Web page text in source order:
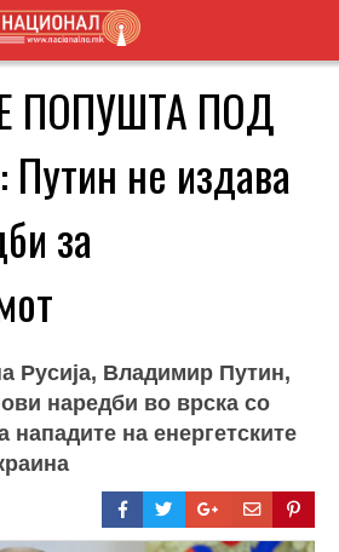
ПОПУШТА ПОД
не издава
за
Русија, Владимир Путин,
наредби во врска со
нападите на енергетските